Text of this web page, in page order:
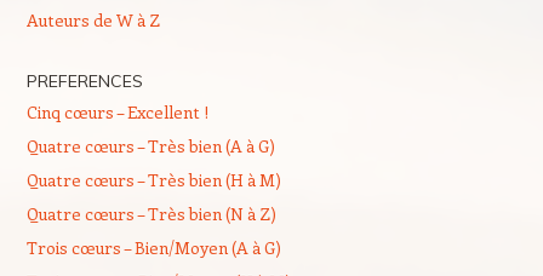
Auteurs de W à Z
PREFERENCES
Cinq cœurs – Excellent !
Quatre cœurs – Très bien (A à G)
Quatre cœurs – Très bien (H à M)
Quatre cœurs – Très bien (N à Z)
Trois cœurs – Bien/Moyen (A à G)